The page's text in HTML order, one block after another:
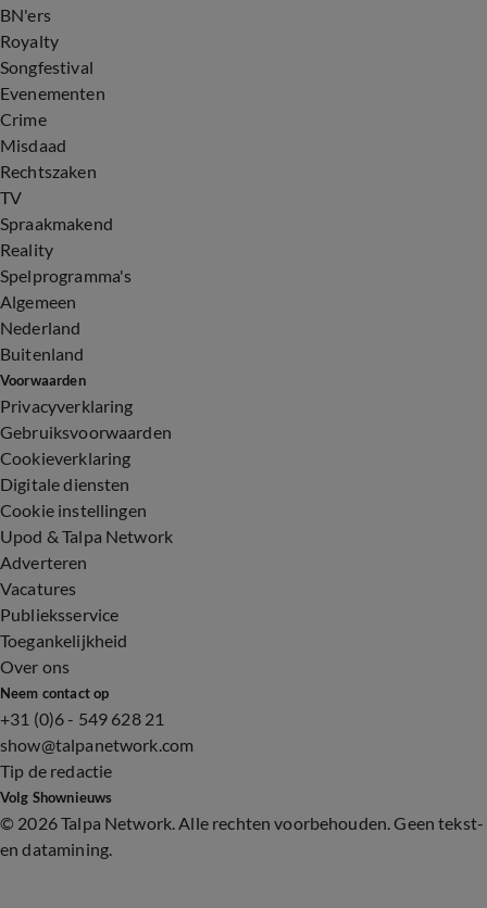
BN'ers
Royalty
Songfestival
Evenementen
Crime
Misdaad
Rechtszaken
TV
Spraakmakend
Reality
Spelprogramma's
Algemeen
Nederland
Buitenland
Voorwaarden
Privacyverklaring
Gebruiksvoorwaarden
Cookieverklaring
Digitale diensten
Cookie instellingen
Upod & Talpa Network
Adverteren
Vacatures
Publieksservice
Toegankelijkheid
Over ons
Neem contact op
+31 (0)6 - 549 628 21
show@talpanetwork.com
Tip de redactie
Volg Shownieuws
© 2026 Talpa Network. Alle rechten voorbehouden. Geen tekst-
en datamining.